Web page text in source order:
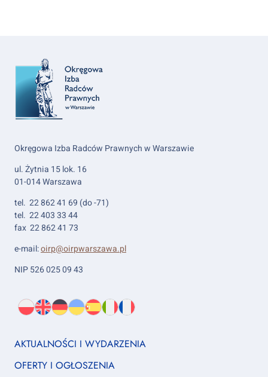
Okręgowa Izba Radców Prawnych w Warszawie
ul. Żytnia 15 lok. 16
01-014 Warszawa
tel. 22 862 41 69 (do -71)
tel. 22 403 33 44
fax 22 862 41 73
e-mail:oirp@oirpwarszawa.pl
NIP 526 025 09 43
Wybierz
język:
PL
O
EN
About
DE
About
UK
About
ES
About
IT
About
FR
About
Footer
1
AKTUALNOŚCI I WYDARZENIA
OFERTY I OGŁOSZENIA